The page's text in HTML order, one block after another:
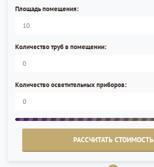
Площадь помещения:
Количество труб в помещении:
Количество осветительных приборов:
РАССЧИТАТЬ СТОИМОСТЬ